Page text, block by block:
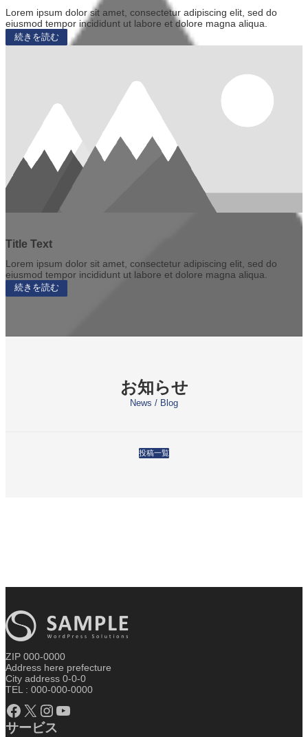
Lorem ipsum dolor sit amet, consectetur adipiscing elit, sed do
eiusmod tempor incididunt ut labore et dolore magna aliqua.
続きを読む
Title Text
Lorem ipsum dolor sit amet, consectetur adipiscing elit, sed do
eiusmod tempor incididunt ut labore et dolore magna aliqua.
続きを読む
お知らせ
News / Blog
投稿一覧
ZIP 000-0000
Address here prefecture
City address 0-0-0
TEL : 000-000-0000
Facebook X Instagram YouTube
サービス